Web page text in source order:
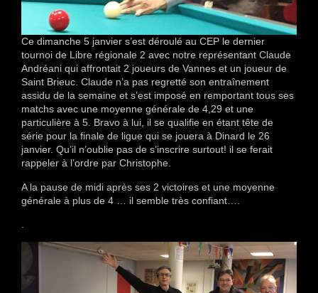
Ce dimanche 5 janvier s’est déroulé au CEP le dernier
tournoi de Libre régionale 2 avec notre représentant Claude
Andréani qui affrontait 2 joueurs de Vannes et un joueur de
Saint Brieuc. Claude n’a pas regretté son entraînement
assidu de la semaine et s’est imposé en remportant tous ses
matchs avec une moyenne générale de 4,29 et une
particulière à 5. Bravo à lui, il se qualifie en étant tête de
série pour la finale de ligue qui se jouera à Dinard le 26
janvier. Qu’il n’oublie pas de s’inscrire surtout! il se ferait
rappeler à l’ordre par Christophe.
A la pause de midi après ses 2 victoires et une moyenne
générale à plus de 4 … il semble très confiant….